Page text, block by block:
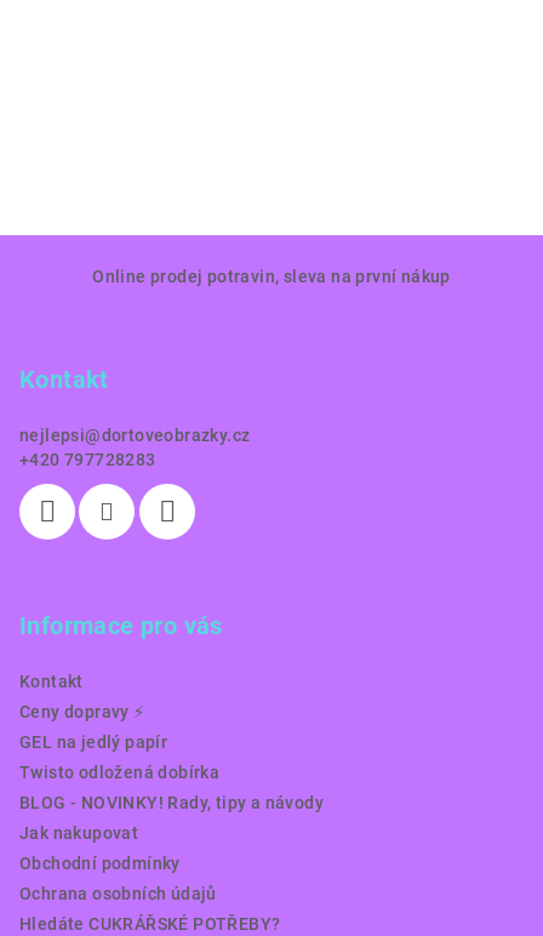
Online prodej potravin, sleva na první nákup
Kontakt
nejlepsi@dortoveobrazky.cz
+420 797728283
Informace pro vás
Kontakt
Ceny dopravy ⚡️
GEL na jedlý papír
Twisto odložená dobírka
BLOG - NOVINKY! Rady, tipy a návody
Jak nakupovat
Obchodní podmínky
Ochrana osobních údajů
Hledáte CUKRÁŘSKÉ POTŘEBY?